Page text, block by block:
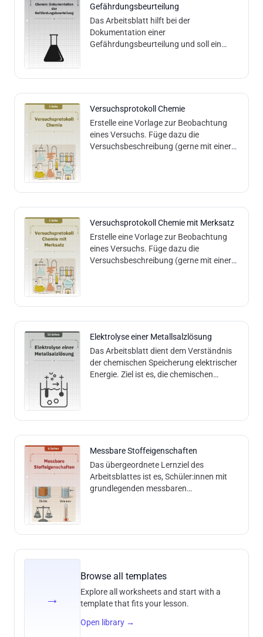
Gefährdungsbeurteilung
Das Arbeitsblatt hilft bei der
Dokumentation einer
Gefährdungsbeurteilung und soll ein
Methoden: Es enthält ein
Versuchsprotokoll Chemie
Erstelle eine Vorlage zur Beobachtung
eines Versuchs. Füge dazu die
Versuchsbeschreibung (gerne mit einer
Versuchsprotokoll Chemie mit Merksatz
Erstelle eine Vorlage zur Beobachtung
eines Versuchs. Füge dazu die
Versuchsbeschreibung (gerne mit einer
Elektrolyse einer Metallsalzlösung
Das Arbeitsblatt dient dem Verständnis
der chemischen Speicherung elektrischer
Energie. Ziel ist es, die chemischen
Messbare Stoffeigenschaften
Das übergeordnete Lernziel des
Arbeitsblattes ist es, Schüler:innen mit
grundlegenden messbaren
und Einheiten benennen lernen, die
Bedeutung von Messungen in einfachen
erkennen, wie Anfangsbedingungen,
beispielsweise die Temperatur,
chemische Experimente beeinflussen
können. Inhalte und Methoden: Das
Arbeitsblatt behandelt die Bedeutung
von "messbar" in der Chemie, stellt
→
Browse all templates
Explore all worksheets and start with a
template that fits your lesson.
Open library →